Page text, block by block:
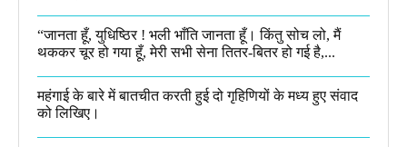
“जानता हूँ, युधिष्ठिर ! भली भाँति जानता हूँ। किंतु सोच लो, मैं
थककर चूर हो गया हूँ, मेरी सभी सेना तितर-बितर हो गई है,...
महंगाई के बारे में बातचीत करती हुई दो गृहिणियों के मध्य हुए संवाद
को लिखिए।